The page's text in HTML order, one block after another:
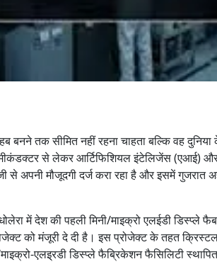
तक सीमित नहीं रहना चाहता बल्कि वह
से लेकर आर्टिफिशियल इंटेलिजेंस (एआई)
से अपनी मौजूदगी दर्ज करा रहा है और इसमें गुजरात
में देश की पहली मिनी/माइक्रो एलईडी डिस्प्ले
को मंजूरी दे दी है। इस प्रोजेक्ट के तहत
एलइ्रडी डिस्प्ले फैब्रिकेशन फैसिलिटी